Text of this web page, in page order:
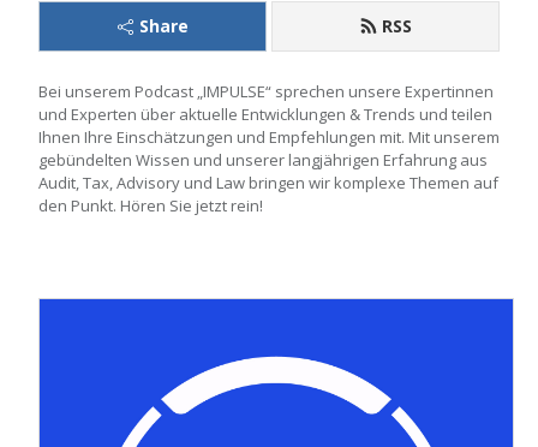
Share RSS
Bei unserem Podcast „IMPULSE“ sprechen unsere Expertinnen
und Experten über aktuelle Entwicklungen & Trends und teilen
Ihnen Ihre Einschätzungen und Empfehlungen mit. Mit unserem
gebündelten Wissen und unserer langjährigen Erfahrung aus
Audit, Tax, Advisory und Law bringen wir komplexe Themen auf
den Punkt. Hören Sie jetzt rein!